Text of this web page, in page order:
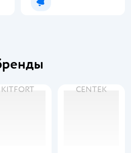
Уведомить о появлении
KITFORT CENTEK